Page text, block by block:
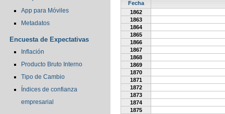
App para Móviles
Metadatos
Encuesta de Expectativas
Inflación
Producto Bruto Interno
Tipo de Cambio
Índices de confianza
empresarial
Fecha
1862
1863
1864
1865
1866
1867
1868
1869
1870
1871
1872
1873
1874
1875